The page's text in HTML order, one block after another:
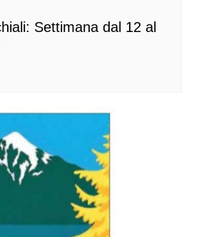
Settimana dal 12 al